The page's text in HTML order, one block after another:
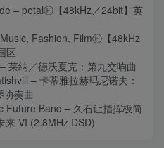
– petalⒺ【48kHz／24bit】英
Fashion, FilmⒺ【48kHz
区
莱纳／德沃夏克：第九交响曲
– 卡蒂雅拉赫玛尼诺夫：
协奏曲
Future Band – 久石让指挥极简
来 VI (2.8MHz DSD)